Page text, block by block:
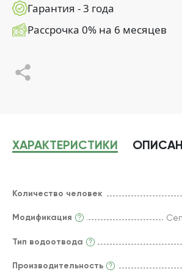
Гарантия - 3 года
Рассрочка 0% на 6 месяцев
ХАРАКТЕРИСТИКИ
Количество человек
Модификация
Тип водоотвода
Производительность